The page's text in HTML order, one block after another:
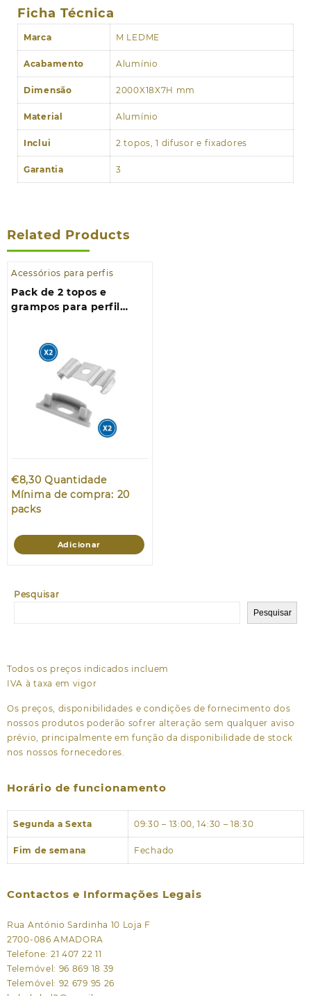
Pesquisar
Pesquisar
Ficha Técnica
Marca M LEDME
Acabamento Alumínio
Dimensão 2000X18X7H mm
Material Alumínio
Inclui 2 topos, 1 difusor e fixadores
Garantia 3
Related Products
Acessórios para perfis
Pack de 2 topos e
grampos para perfil
€8,30 Quantidade
Mínima de compra: 20
packs
Adicionar
Todos os preços indicados incluem
IVA à taxa em vigor
Os preços, disponibilidades e condições de fornecimento dos
nossos produtos poderão sofrer alteração sem qualquer aviso
prévio, principalmente em função da disponibilidade de stock
nos nossos fornecedores.
Horário de funcionamento
Segunda a Sexta 09:30 – 13:00, 14:30 – 18:30
Fim de semana Fechado
Contactos e Informações Legais
Rua António Sardinha 10 Loja F
2700-086 AMADORA
Telefone: 21 407 22 11
Telemóvel: 96 869 18 39
Telemóvel: 92 679 95 26